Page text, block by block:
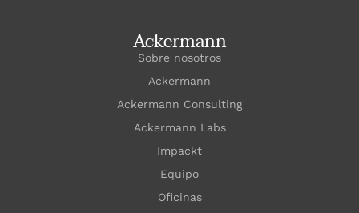
Ackermann
Sobre nosotros
Ackermann
Ackermann Consulting
Ackermann Labs
Impackt
Equipo
Oficinas